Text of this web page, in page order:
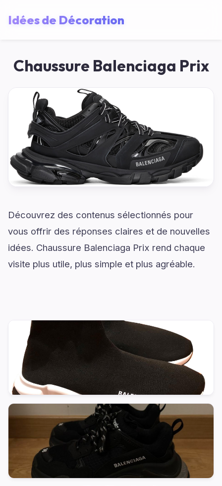
Idées de Décoration
Chaussure Balenciaga Prix
Découvrez des contenus sélectionnés pour
vous offrir des réponses claires et de nouvelles
idées. Chaussure Balenciaga Prix rend chaque
visite plus utile, plus simple et plus agréable.